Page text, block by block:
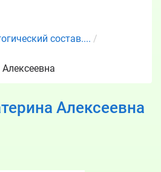
состав.... /
Алексеевна